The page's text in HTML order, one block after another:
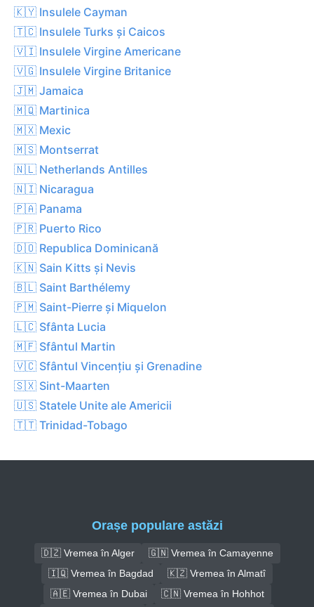
🇰🇾 Insulele Cayman
🇹🇨 Insulele Turks și Caicos
🇻🇮 Insulele Virgine Americane
🇻🇬 Insulele Virgine Britanice
🇯🇲 Jamaica
🇲🇶 Martinica
🇲🇽 Mexic
🇲🇸 Montserrat
🇳🇱 Netherlands Antilles
🇳🇮 Nicaragua
🇵🇦 Panama
🇵🇷 Puerto Rico
🇩🇴 Republica Dominicană
🇰🇳 Sain Kitts și Nevis
🇧🇱 Saint Barthélemy
🇵🇲 Saint-Pierre și Miquelon
🇱🇨 Sfânta Lucia
🇲🇫 Sfântul Martin
🇻🇨 Sfântul Vincențiu și Grenadine
🇸🇽 Sint-Maarten
🇺🇸 Statele Unite ale Americii
🇹🇹 Trinidad-Tobago
Orașe populare astăzi
🇩🇿 Vremea în Alger
🇬🇳 Vremea în Camayenne
🇮🇶 Vremea în Bagdad
🇰🇿 Vremea în Almatî
🇦🇪 Vremea în Dubai
🇨🇳 Vremea în Hohhot